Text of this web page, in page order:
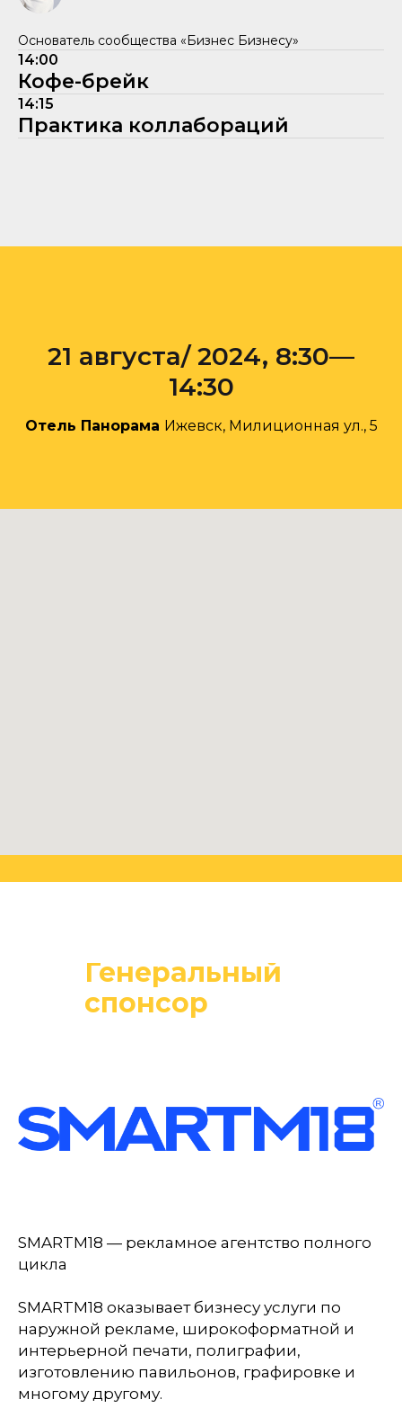
Основатель сообщества «Бизнес Бизнесу»
14:00
Кофе-брейк
14:15
Практика коллабораций
21 августа/ 2024, 8:30—
14:30
Отель Панорама Ижевск, Милиционная ул., 5
Генеральный
спонсор
SMARTM18 — рекламное агентство полного
цикла
SMARTM18 оказывает бизнесу услуги по
наружной рекламе, широкоформатной и
интерьерной печати, полиграфии,
изготовлению павильонов, графировке и
многому другому.